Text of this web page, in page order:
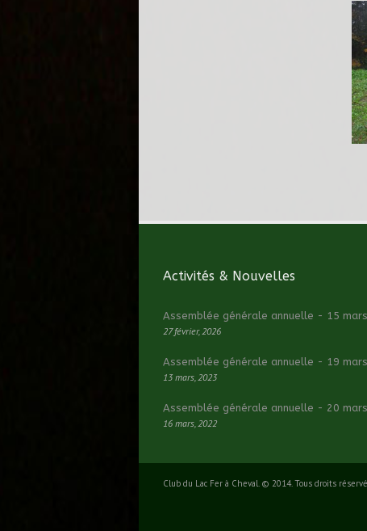
Activités & Nouvelles
Assemblée générale annuelle - 15
27 février, 2026
Assemblée générale annuelle - 19
13 mars, 2023
Assemblée générale annuelle - 20
16 mars, 2022
Club du Lac Fer à Cheval. © 2014. Tous droits